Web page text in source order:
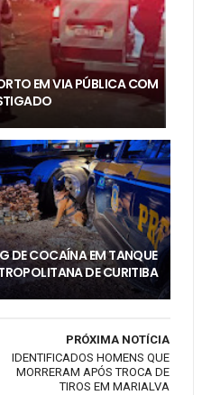
EM VIA PÚBLICA COM
DE COCAÍNA EM TANQUE
DE CURITIBA
PRÓXIMA NOTÍCIA
IDENTIFICADOS HOMENS QUE
MORRERAM APÓS TROCA DE
TIROS EM MARIALVA